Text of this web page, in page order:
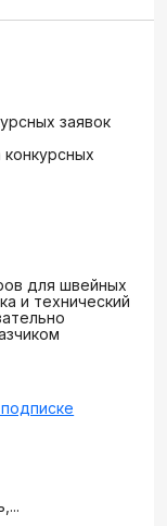
заявок
для швейных
и технический